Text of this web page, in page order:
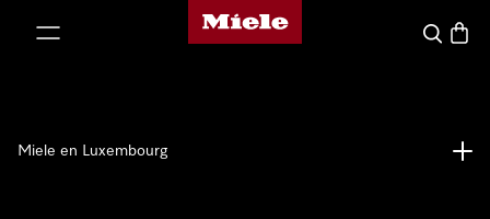
Page d'accueil de Miele
Panier
Miele en Luxembourg